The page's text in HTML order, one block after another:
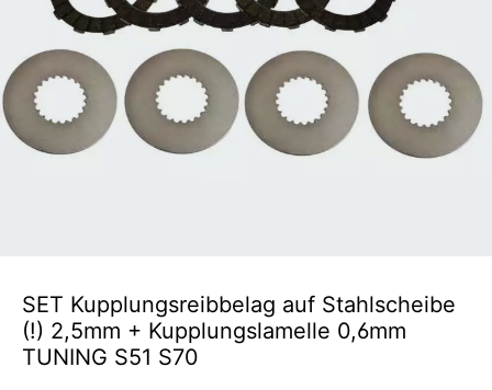
SET Kupplungsreibbelag auf Stahlscheibe
(!) 2,5mm + Kupplungslamelle 0,6mm
TUNING S51 S70